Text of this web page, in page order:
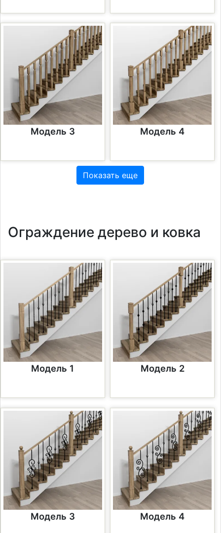
Модель 3 Модель 4
Показать еще
Ограждение дерево и ковка
Модель 1 Модель 2
Модель 3 Модель 4